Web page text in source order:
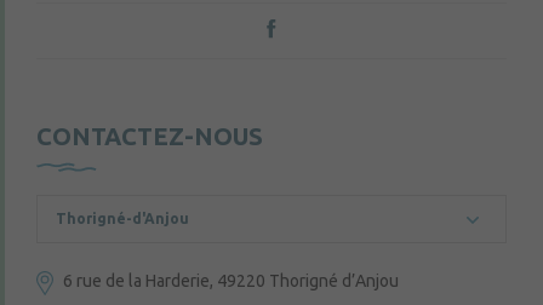
CONTACTEZ-NOUS
Thorigné-d'Anjou
6 rue de la Harderie, 49220 Thorigné d’Anjou